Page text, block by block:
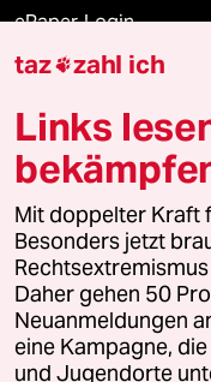
ePaper Login
Downloads für
© 2026 taz Verlags
Alle Rechte vorbehalten.
wenden Sie sich bitte an
Feedback
Leitlinie Informant
taz zahl ich
Links
Mit doppelter Kraft
Besonders jetzt
Daher gehen 50
Neuanmeldungen
eine Kampagne,
und Jugendorte